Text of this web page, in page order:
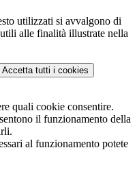
utilizzati si avvalgono di
alle finalità illustrate nella
Accetta tutti i cookies
quali cookie consentire.
il funzionamento della
al funzionamento potete